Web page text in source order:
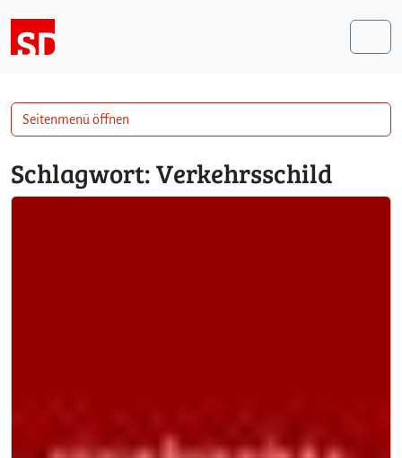
Schlagwort:Verkehrsschild
Seitenmenü öffnen